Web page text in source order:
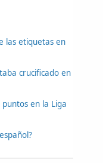
las etiquetas en
crucificado en
en la Liga